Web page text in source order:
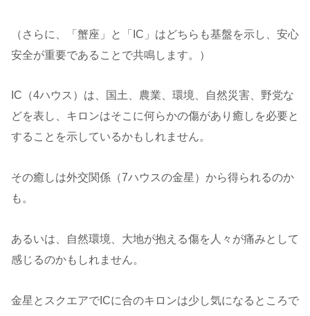
（さらに、「蟹座」と「IC」はどちらも基盤を示し、安心
安全が重要であることで共鳴します。）
IC（4ハウス）は、国土、農業、環境、自然災害、野党な
どを表し、キロンはそこに何らかの傷があり癒しを必要と
することを示しているかもしれません。
その癒しは外交関係（7ハウスの金星）から得られるのか
も。
あるいは、自然環境、大地が抱える傷を人々が痛みとして
感じるのかもしれません。
金星とスクエアでICに合のキロンは少し気になるところで